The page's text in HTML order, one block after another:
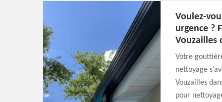
Voulez-
urgence ?
Vouzailles
Votre
nettoyage
Vouzailles
pour